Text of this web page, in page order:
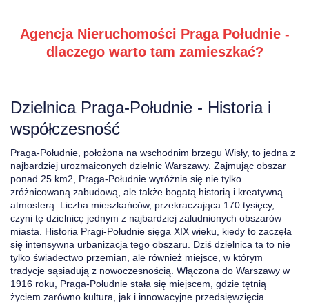
Agencja Nieruchomości Praga Południe -
dlaczego warto tam zamieszkać?
Dzielnica Praga-Południe - Historia i
współczesność
Praga-Południe, położona na wschodnim brzegu Wisły, to jedna z
najbardziej urozmaiconych dzielnic Warszawy. Zajmując obszar
ponad 25 km2, Praga-Południe wyróżnia się nie tylko
zróżnicowaną zabudową, ale także bogatą historią i kreatywną
atmosferą. Liczba mieszkańców, przekraczająca 170 tysięcy,
czyni tę dzielnicę jednym z najbardziej zaludnionych obszarów
miasta. Historia Pragi-Południe sięga XIX wieku, kiedy to zaczęła
się intensywna urbanizacja tego obszaru. Dziś dzielnica ta to nie
tylko świadectwo przemian, ale również miejsce, w którym
tradycje sąsiadują z nowoczesnością. Włączona do Warszawy w
1916 roku, Praga-Południe stała się miejscem, gdzie tętnią
życiem zarówno kultura, jak i innowacyjne przedsięwzięcia.